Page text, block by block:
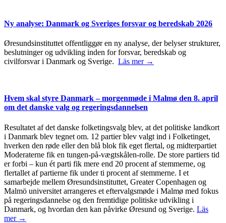
Ny analyse: Danmark og Sveriges forsvar og beredskab 2026
Øresundsinstituttet offentliggør en ny analyse, der belyser strukturer,
beslutninger og udvikling inden for forsvar, beredskab og
civilforsvar i Danmark og Sverige. Läs mer →
Hvem skal styre Danmark – morgenmøde i Malmø den 8. april
om det danske valg og regeringsdannelsen
Resultatet af det danske folketingsvalg blev, at det politiske landkort
i Danmark blev tegnet om. 12 partier blev valgt ind i Folketinget,
hverken den røde eller den blå blok fik eget flertal, og midterpartiet
Moderaterne fik en tungen-på-vægtskålen-rolle. De store partiers tid
er forbi – kun ét parti fik mere end 20 procent af stemmerne, og
flertallet af partierne fik under ti procent af stemmerne. I et
samarbejde mellem Øresundsinstituttet, Greater Copenhagen og
Malmö universitet arrangeres et eftervalgsmøde i Malmø med fokus
på regeringsdannelse og den fremtidige politiske udvikling i
Danmark, og hvordan den kan påvirke Øresund og Sverige. Läs
mer →